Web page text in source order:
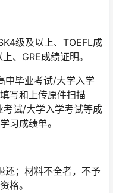
级及以上、TOEFL成
、GRE成绩证明。
中毕业考试/大学入学
写和上传原件扫描
试/大学入学考试等成
习成绩单。
还；材料不全者，不予
格。